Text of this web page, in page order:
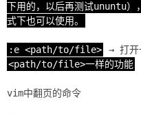
下用的，以后再测试ununtu），
式下也可以使用。
:e <path/to/file>
→ 打开
<path/to/file>一样的功能
vim中翻页的命令